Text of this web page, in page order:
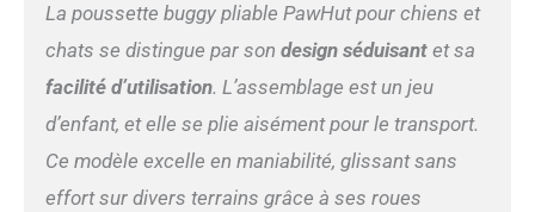
même par faible luminosité.
COUSSIN DOUX AMOVIBLE
améliore le confort de
chaque promenade dans la
Facilement amovible et
lavable, ce coussin garantit
La poussette buggy pliable PawHut pour chiens et
chats se distingue par son design séduisantet sa
facilité d’utilisation. L’assemblage est un jeu
d’enfant, et elle se plie aisément pour le transport.
Ce modèle excelle en maniabilité, glissant sans
effort sur divers terrains grâce à ses roues